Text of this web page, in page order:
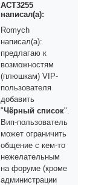
ACT3255
написал(а):
Romych
написал(а):
предлагаю к
возможностям
(плюшкам) VIP-
пользователя
добавить
"Чёрный список".
Вип-пользователь
может ограничить
общение с кем-то
нежелательным
на форуме (кроме
администрации